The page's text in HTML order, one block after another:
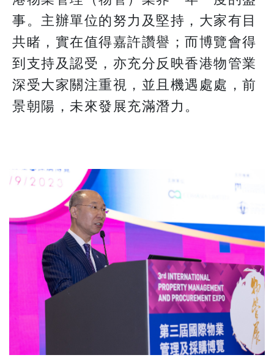
事。主辦單位的努力及堅持，大家有目
共睹，實在值得嘉許讚譽；而博覽會得
到支持及認受，亦充分反映香港物管業
深受大家關注重視，並且機遇處處，前
景朝陽，未來發展充滿潛力。